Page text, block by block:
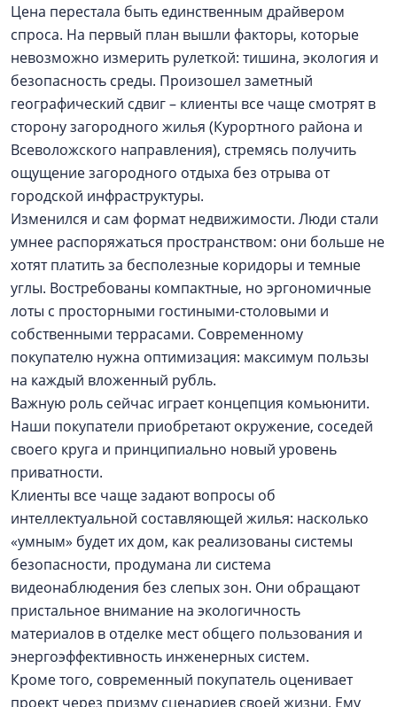
Цена перестала быть единственным драйвером
спроса. На первый план вышли факторы, которые
невозможно измерить рулеткой: тишина, экология и
безопасность среды. Произошел заметный
географический сдвиг – клиенты все чаще смотрят в
сторону загородного жилья (Курортного района и
Всеволожского направления), стремясь получить
ощущение загородного отдыха без отрыва от
городской инфраструктуры.
Изменился и сам формат недвижимости. Люди стали
умнее распоряжаться пространством: они больше не
хотят платить за бесполезные коридоры и темные
углы. Востребованы компактные, но эргономичные
лоты с просторными гостиными-столовыми и
собственными террасами. Современному
покупателю нужна оптимизация: максимум пользы
на каждый вложенный рубль.
Важную роль сейчас играет концепция комьюнити.
Наши покупатели приобретают окружение, соседей
своего круга и принципиально новый уровень
приватности.
Клиенты все чаще задают вопросы об
интеллектуальной составляющей жилья: насколько
«умным» будет их дом, как реализованы системы
безопасности, продумана ли система
видеонаблюдения без слепых зон. Они обращают
пристальное внимание на экологичность
материалов в отделке мест общего пользования и
энергоэффективность инженерных систем.
Кроме того, современный покупатель оценивает
проект через призму сценариев своей жизни. Ему